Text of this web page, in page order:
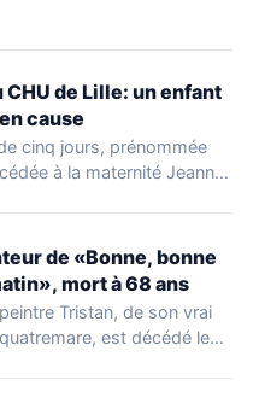
CHU de Lille: un enfant
cause
cinq jours, prénommée
à la maternité Jeanne
de «Bonne, bonne
mort à 68 ans
Tristan, de son vrai
est décédé le…